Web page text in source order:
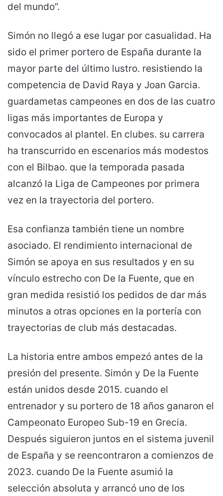
del mundo”.
Simón no llegó a ese lugar por casualidad. Ha
sido el primer portero de España durante la
mayor parte del último lustro. resistiendo la
competencia de David Raya y Joan Garcia.
guardametas campeones en dos de las cuatro
ligas más importantes de Europa y
convocados al plantel. En clubes. su carrera
ha transcurrido en escenarios más modestos
con el Bilbao. que la temporada pasada
alcanzó la Liga de Campeones por primera
vez en la trayectoria del portero.
Esa confianza también tiene un nombre
asociado. El rendimiento internacional de
Simón se apoya en sus resultados y en su
vínculo estrecho con De la Fuente, que en
gran medida resistió los pedidos de dar más
minutos a otras opciones en la portería con
trayectorias de club más destacadas.
La historia entre ambos empezó antes de la
presión del presente. Simón y De la Fuente
están unidos desde 2015. cuando el
entrenador y su portero de 18 años ganaron el
Campeonato Europeo Sub-19 en Grecia.
Después siguieron juntos en el sistema juvenil
de España y se reencontraron a comienzos de
2023. cuando De la Fuente asumió la
selección absoluta y arrancó uno de los